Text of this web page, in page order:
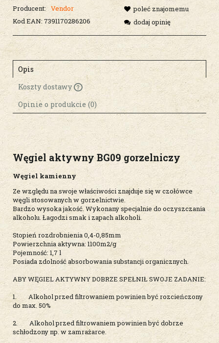
Producent:
Vendor
Kod EAN: 7391170286206
poleć znajomemu
dodaj opinię
Opis
Koszty dostawy
Cena nie zawiera ewentualnych kosztów
płatności
Opinie o produkcie (0)
Węgiel aktywny BG09 gorzelniczy
Węgiel kamienny
Ze względu na swoje właściwości znajduje się w czołówce
węgli stosowanych w gorzelnictwie.
Bardzo wysoka jakość. Wykonany specjalnie do oczyszczania
alkoholu. Łagodzi smak i zapach alkoholi.
Stopień rozdrobnienia 0,4-0,85mm
Powierzchnia aktywna: 1100m2/g
Pojemność: 1,7 l
Posiada zdolność absorbowania substancji organicznych.
ABY WĘGIEL AKTYWNY DOBRZE SPEŁNIŁ SWOJE ZADANIE:
1. Alkohol przed filtrowaniem powinien być rozcieńczony
do max. 50%
2. Alkohol przed filtrowaniem powinien być dobrze
schłodzony np. w zamrażarce.